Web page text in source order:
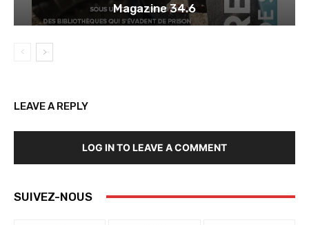
Magazine 34.6
LEAVE A REPLY
LOG IN TO LEAVE A COMMENT
SUIVEZ-NOUS